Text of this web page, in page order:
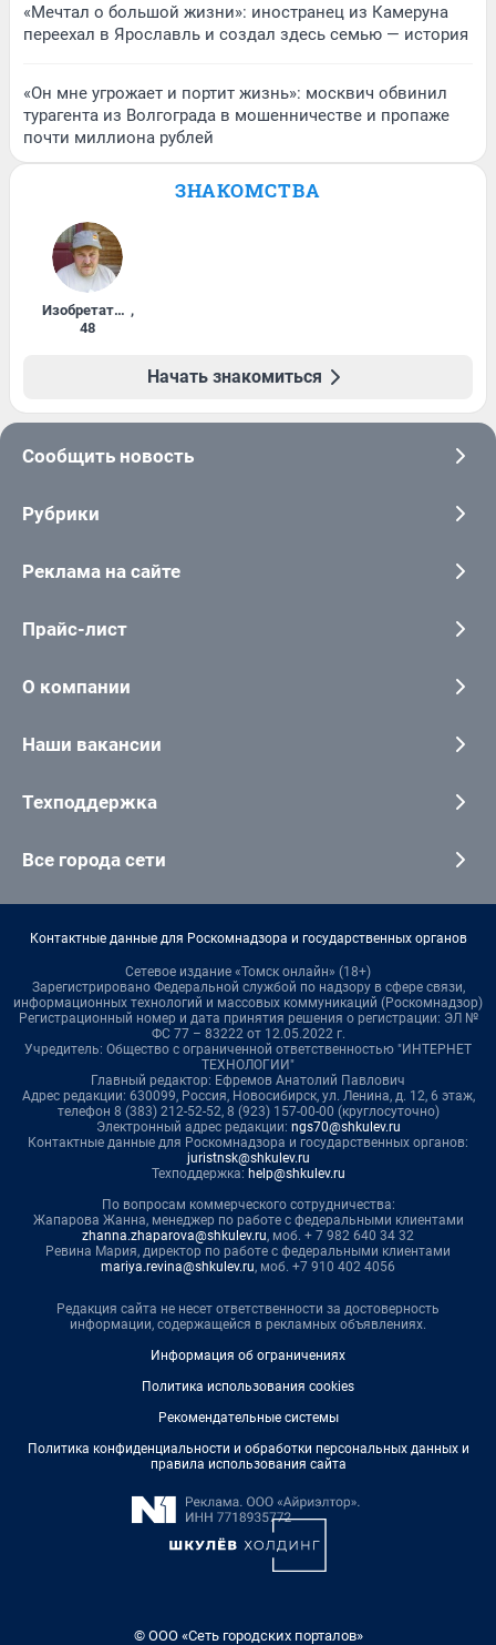
«Мечтал о большой жизни»: иностранец из Камеруна
переехал в Ярославль и создал здесь семью — история
«Он мне угрожает и портит жизнь»: москвич обвинил
турагента из Волгограда в мошенничестве и пропаже
почти миллиона рублей
ЗНАКОМСТВА
Изобретатель ,
48
Начать знакомиться
Сообщить новость
Рубрики
Реклама на сайте
Прайс-лист
О компании
Наши вакансии
Техподдержка
Все города сети
Контактные данные для Роскомнадзора и государственных органов
Сетевое издание «Томск онлайн» (18+)
Зарегистрировано Федеральной службой по надзору в сфере связи,
информационных технологий и массовых коммуникаций (Роскомнадзор)
Регистрационный номер и дата принятия решения о регистрации: ЭЛ №
ФС 77 – 83222 от 12.05.2022 г.
Учредитель: Общество с ограниченной ответственностью "ИНТЕРНЕТ
ТЕХНОЛОГИИ"
Главный редактор: Ефремов Анатолий Павлович
Адрес редакции: 630099, Россия, Новосибирск, ул. Ленина, д. 12, 6 этаж,
телефон 8 (383) 212-52-52, 8 (923) 157-00-00 (круглосуточно)
Электронный адрес редакции: ngs70@shkulev.ru
Контактные данные для Роскомнадзора и государственных органов:
juristnsk@shkulev.ru
Техподдержка: help@shkulev.ru
По вопросам коммерческого сотрудничества:
Жапарова Жанна, менеджер по работе с федеральными клиентами
zhanna.zhaparova@shkulev.ru, моб. + 7 982 640 34 32
Ревина Мария, директор по работе с федеральными клиентами
mariya.revina@shkulev.ru, моб. +7 910 402 4056
Редакция сайта не несет ответственности за достоверность
информации, содержащейся в рекламных объявлениях.
Информация об ограничениях
Политика использования cookies
Рекомендательные системы
Политика конфиденциальности и обработки персональных данных и
правила использования сайта
© ООО «Сеть городских порталов»